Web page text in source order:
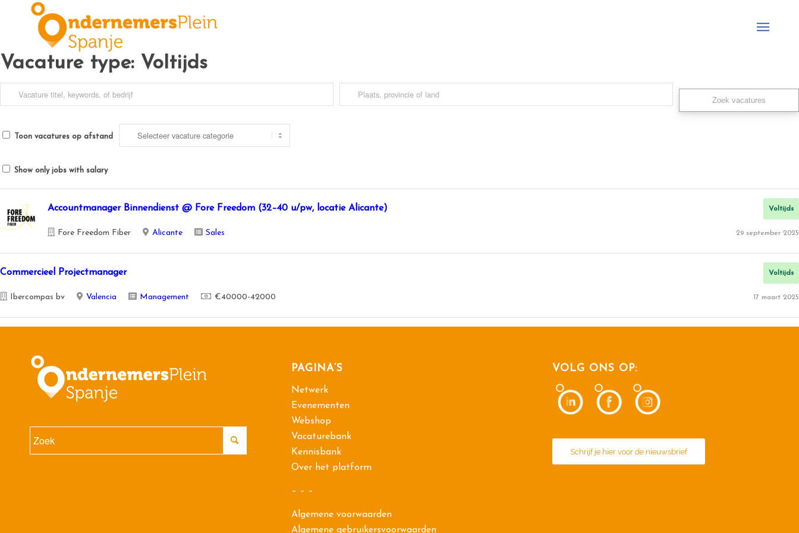
Vacature type: Voltijds
Toon vacatures op afstand
Show only jobs with salary
Accountmanager Binnendienst @ Fore Freedom (32–40 u/pw, locatie Alicante) Voltijds
Fore Freedom Fiber Alicante Sales 29 september 2025
Commercieel Projectmanager Voltijds
Ibercompas bv Valencia Management €40000-42000 17 maart 2025
PAGINA’S
Netwerk
Evenementen
Webshop
Vacaturebank
Kennisbank
Over het platform
– – –
Algemene voorwaarden
Algemene gebruikersvoorwaarden
VOLG ONS OP:
Schrijf je hier voor de nieuwsbrief